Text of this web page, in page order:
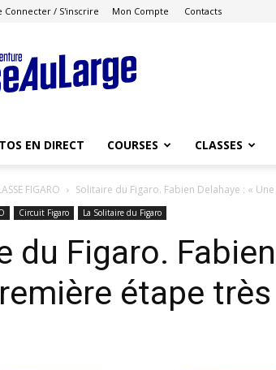
Connecter / S'inscrire Mon Compte Contacts
Course
au
Large
EN DIRECT COURSES CLASSES
FIGARO Solitaire du Figaro. Fabien Delahaye : «
Circuit Figaro La Solitaire du Figaro
du Figaro.
étape